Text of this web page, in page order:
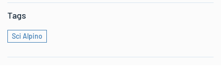
Tags
Sci Alpino